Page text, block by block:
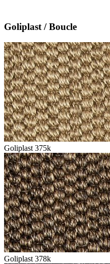
Goliplast / Boucle
Goliplast 375k
Goliplast 378k